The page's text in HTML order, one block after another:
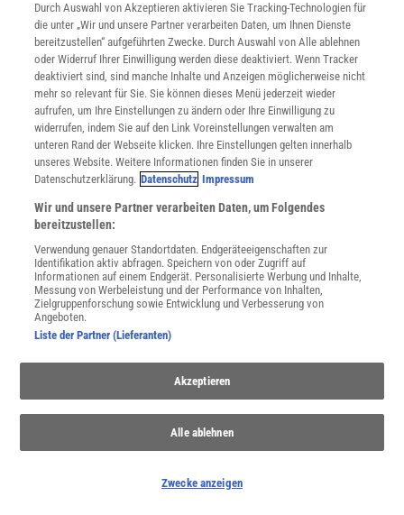
WEITERE NEUERSCHEINUNGEN SPEKTRUM SHOP
Spektrum.de-Newsletter abonnieren
Sie können unsere Newsletter jederzeit wieder abbestellen. Infos zu unserem Umgang
mit Ihren personenbezogenen Daten finden Sie in unsererDatenschutzerklärung
SERVICES
Kontakt
Spektrum Shop
Durch Auswahl von Akzeptieren aktivieren Sie Tracking-Technologien für
die unter „Wir und unsere Partner verarbeiten Daten, um Ihnen Dienste
bereitzustellen“ aufgeführten Zwecke. Durch Auswahl von Alle ablehnen
oder Widerruf Ihrer Einwilligung werden diese deaktiviert. Wenn Tracker
deaktiviert sind, sind manche Inhalte und Anzeigen möglicherweise nicht
mehr so relevant für Sie. Sie können dieses Menü jederzeit wieder
aufrufen, um Ihre Einstellungen zu ändern oder Ihre Einwilligung zu
widerrufen, indem Sie auf den Link Voreinstellungen verwalten am
unteren Rand der Webseite klicken. Ihre Einstellungen gelten innerhalb
unseres Website. Weitere Informationen finden Sie in unserer
Datenschutzerklärung. Datenschutz Impressum
Wir und unsere Partner verarbeiten Daten, um Folgendes
bereitzustellen:
Verwendung genauer Standortdaten. Endgeräteeigenschaften zur
Identifikation aktiv abfragen. Speichern von oder Zugriff auf
Informationen auf einem Endgerät. Personalisierte Werbung und Inhalte,
Messung von Werbeleistung und der Performance von Inhalten,
Zielgruppenforschung sowie Entwicklung und Verbesserung von
Angeboten.
Liste der Partner (Lieferanten)
Akzeptieren
Alle ablehnen
Zwecke anzeigen